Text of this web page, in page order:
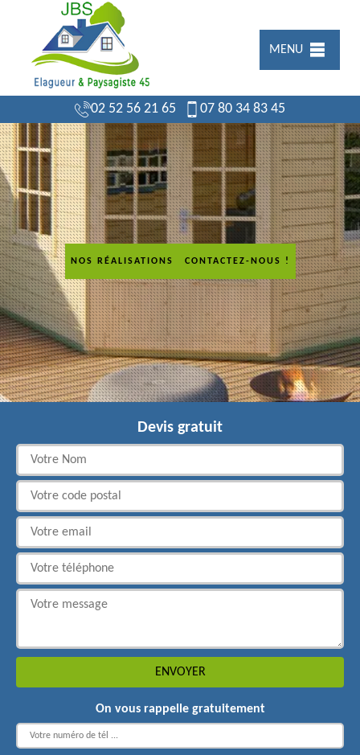
MENU
02 52 56 21 65 07 80 34 83 45
NOS RÉALISATIONS CONTACTEZ-NOUS !
Devis gratuit
On vous rappelle gratuitement